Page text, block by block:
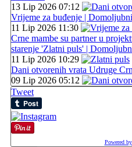
13 Lip 2026 07:12
Vrijeme za buđenje |
11 Lip 2026 11:30
Crne mambe su partner u
starenje 'Zlatni puls' |
11 Lip 2026 10:29
Dani otvorenih vrata Udruge
09 Lip 2026 05:12
Tweet
Powered